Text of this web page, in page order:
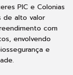
PIC e Colonias
de alto valor
com
envolvendo
e